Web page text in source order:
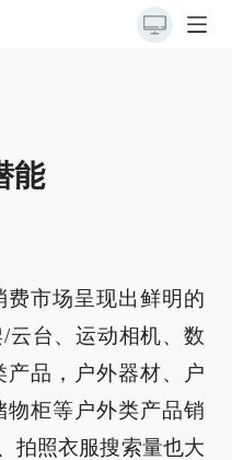
能
费市场呈现出鲜明的
云台、运动相机、数
品，户外器材、户
柜等户外类产品销
拍照衣服搜索量也大